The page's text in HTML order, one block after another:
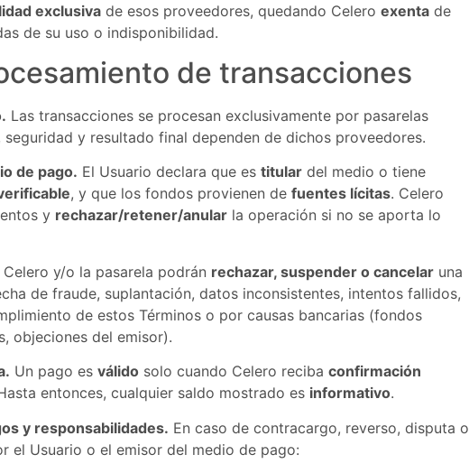
exclusiva de esos proveedores, quedando Celero exenta de
de su uso o indisponibilidad.
de transacciones
Las transacciones se procesan exclusivamente por pasarelas
seguridad y resultado final dependen de dichos proveedores.
de pago. El Usuario declara que es titular del medio o tiene
, y que los fondos provienen de fuentes lícitas. Celero
y rechazar/retener/anular la operación si no se aporta lo
Celero y/o la pasarela podrán rechazar, suspender o cancelar una
de fraude, suplantación, datos inconsistentes, intentos fallidos,
de estos Términos o por causas bancarias (fondos
objeciones del emisor).
Un pago es válido solo cuando Celero reciba confirmación
entonces, cualquier saldo mostrado es informativo.
y responsabilidades. En caso de contracargo, reverso, disputa o
el Usuario o el emisor del medio de pago: